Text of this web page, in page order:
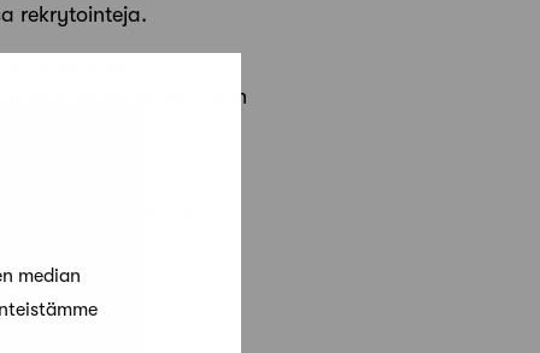
median
rekrytointeja.
pysähtynyt
liiton
henkilöstöä kyselyä